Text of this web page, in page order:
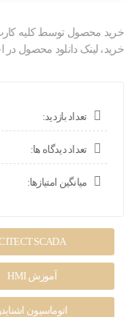
خرید محصول توسط کلیه
خرید، لینک دانلود محصول در
تعداد بازدید:
تعداد دیدگاه ها:
میانگین امتیازها:
SCADA
آموزش HMI
اتوماسیون اشنایدر